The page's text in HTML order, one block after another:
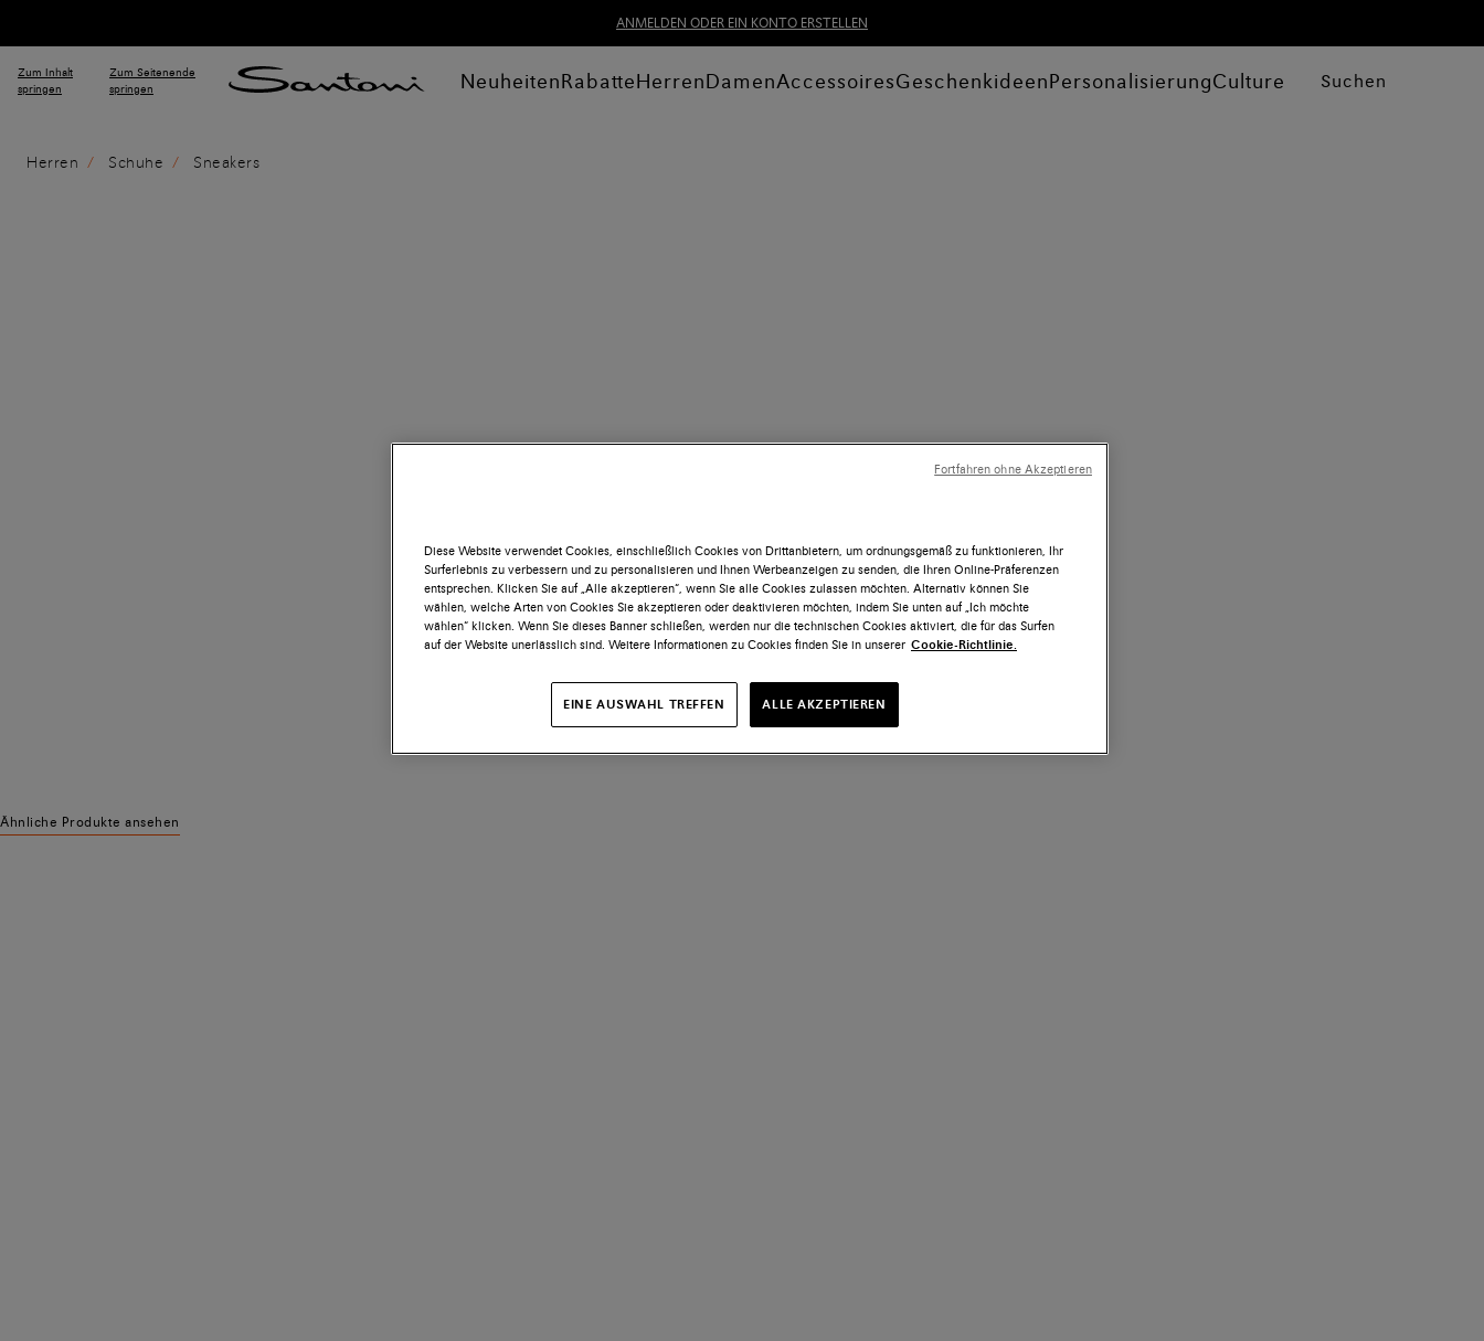
ANMELDEN ODER EIN KONTO ERSTELLEN
Zum Inhalt
springen
Zum Seitenende
springen
NeuheitenRabatteHerrenDamenAccessoiresGeschenkideenPersonalisierungCulture Suchen
Herren Schuhe Sneakers
Ähnliche Produkte ansehen
Diese Website verwendet Cookies, einschließlich Cookies von Drittanbietern, um ordnungsgemäß zu funktionieren, Ihr
Surferlebnis zu verbessern und zu personalisieren und Ihnen Werbeanzeigen zu senden, die Ihren Online-Präferenzen
entsprechen. Klicken Sie auf „Alle akzeptieren“, wenn Sie alle Cookies zulassen möchten. Alternativ können Sie
wählen, welche Arten von Cookies Sie akzeptieren oder deaktivieren möchten, indem Sie unten auf „Ich möchte
wählen“ klicken. Wenn Sie dieses Banner schließen, werden nur die technischen Cookies aktiviert, die für das Surfen
auf der Website unerlässlich sind. Weitere Informationen zu Cookies finden Sie in unserer Cookie-Richtlinie.
EINE AUSWAHL TREFFEN ALLE AKZEPTIEREN
Fortfahren ohne Akzeptieren